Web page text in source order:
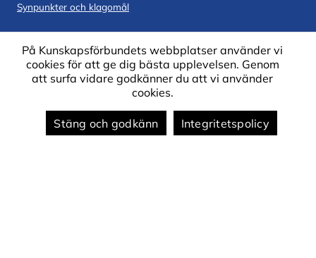
Synpunkter och klagomål
Om webbplatsen
Om cookies på webbplatsen
Tillgänglighet på webben
På Kunskapsförbundets webbplatser använder vi
cookies för att ge dig bästa upplevelsen. Genom
att surfa vidare godkänner du att vi använder
cookies.
Stäng och godkänn Integritetspolicy